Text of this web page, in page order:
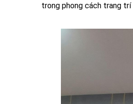
trong phong cách trang trí